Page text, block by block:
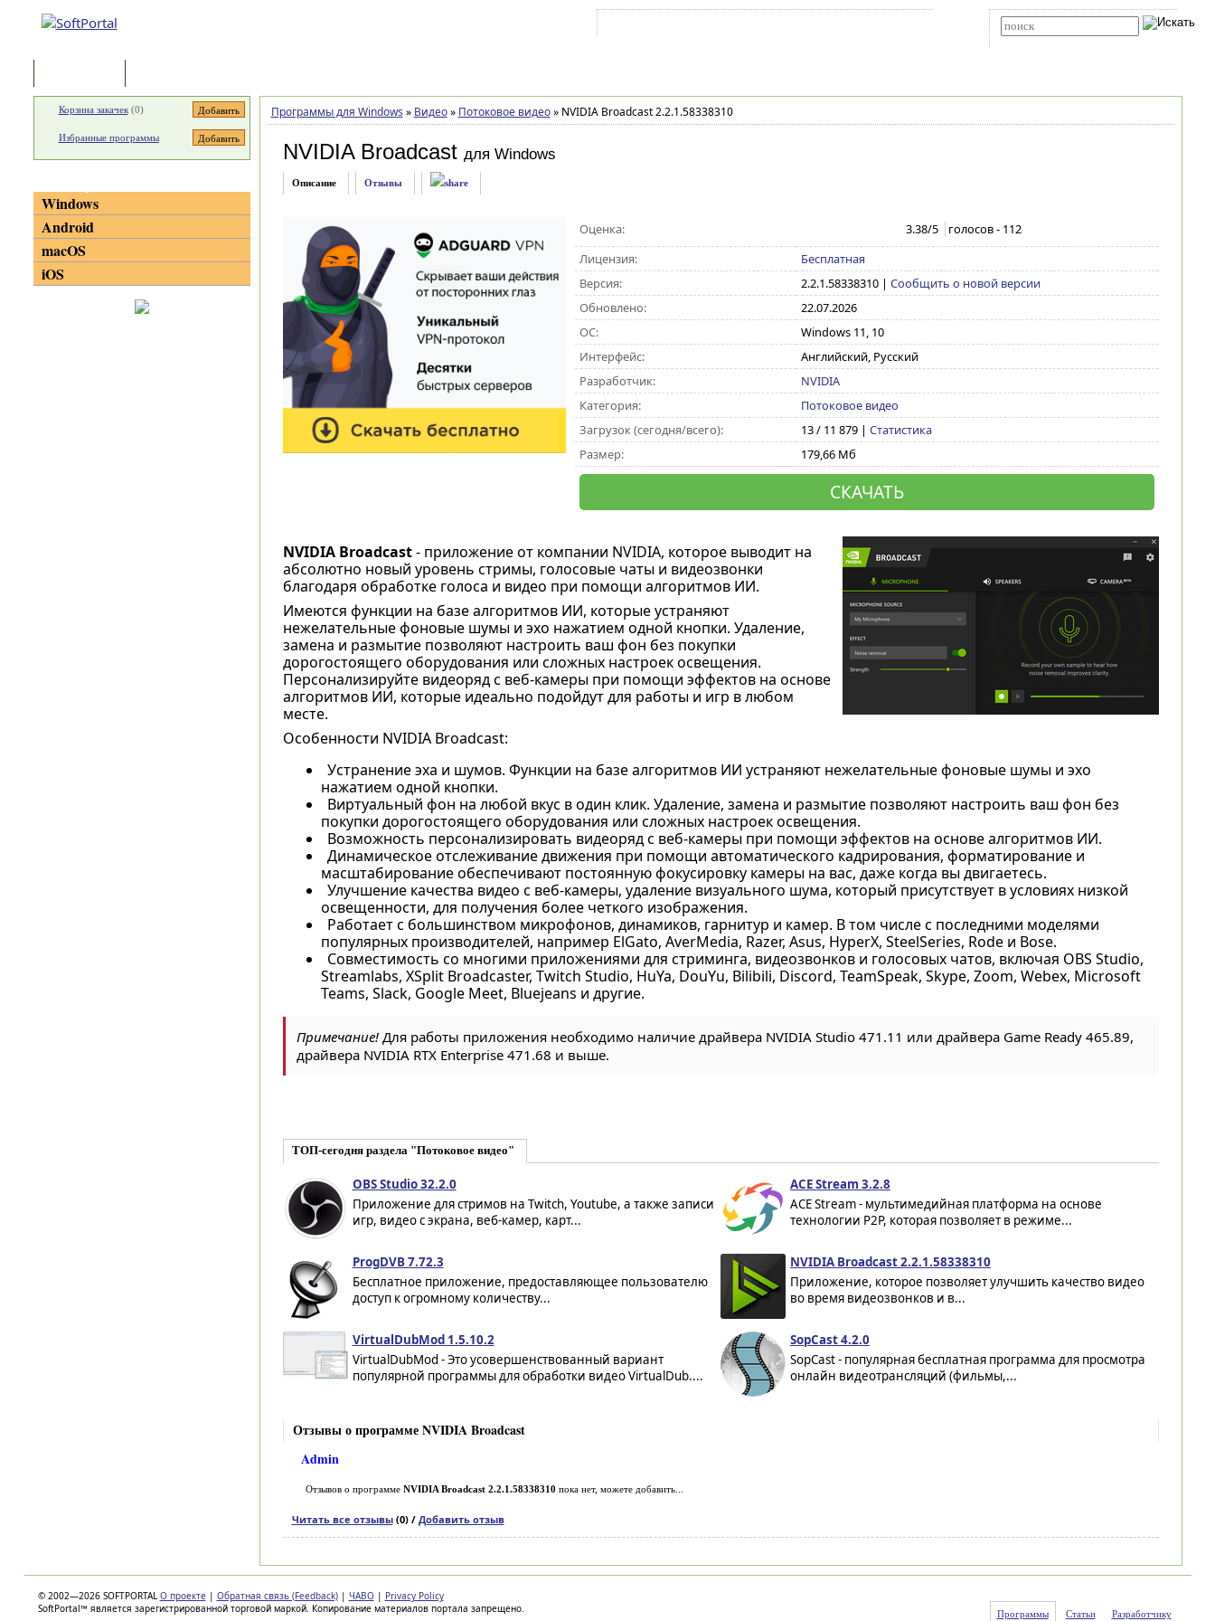
Программы для Windows » Видео » Потоковое видео »NVIDIA Broadcast 2.2.1.58338310
NVIDIA Broadcast для Windows
Описание Отзывы
Оценка: 3.38/5 голосов - 112
Лицензия:
Бесплатная
Версия:
2.2.1.58338310| Сообщить о новой версии
Обновлено:
22.07.2026
ОС:
Windows 11, 10
Интерфейс:
Английский, Русский
Разработчик:
NVIDIA
Категория:
Потоковое видео
Загрузок (сегодня/всего):
13 / 11 879 | Статистика
Размер:
179,66 Мб
СКАЧАТЬ
NVIDIA Broadcast- приложение от компании NVIDIA, которое выводит на
абсолютно новый уровень стримы, голосовые чаты и видеозвонки
благодаря обработке голоса и видео при помощи алгоритмов ИИ.
Имеются функции на базе алгоритмов ИИ, которые устраняют
нежелательные фоновые шумы и эхо нажатием одной кнопки. Удаление,
замена и размытие позволяют настроить ваш фон без покупки
дорогостоящего оборудования или сложных настроек освещения.
Персонализируйте видеоряд с веб-камеры при помощи эффектов на основе
алгоритмов ИИ, которые идеально подойдут для работы и игр в любом
месте.
Особенности NVIDIA Broadcast:
Устранение эха и шумов. Функции на базе алгоритмов ИИ устраняют нежелательные фоновые шумы и эхо
нажатием одной кнопки.
Виртуальный фон на любой вкус в один клик. Удаление, замена и размытие позволяют настроить ваш фон без
покупки дорогостоящего оборудования или сложных настроек освещения.
Возможность персонализировать видеоряд с веб-камеры при помощи эффектов на основе алгоритмов ИИ.
Динамическое отслеживание движения при помощи автоматического кадрирования, форматирование и
масштабирование обеспечивают постоянную фокусировку камеры на вас, даже когда вы двигаетесь.
Улучшение качества видео с веб-камеры, удаление визуального шума, который присутствует в условиях низкой
освещенности, для получения более четкого изображения.
Работает с большинством микрофонов, динамиков, гарнитур и камер. В том числе с последними моделями
популярных производителей, например ElGato, AverMedia, Razer, Asus, HyperX, SteelSeries, Rode и Bose.
Совместимость со многими приложениями для стриминга, видеозвонков и голосовых чатов, включая OBS Studio,
Streamlabs, XSplit Broadcaster, Twitch Studio, HuYa, DouYu, Bilibili, Discord, TeamSpeak, Skype, Zoom, Webex, Microsoft
Teams, Slack, Google Meet, Bluejeans и другие.
Примечание!Для работы приложения необходимо наличие драйвера NVIDIA Studio 471.11 или драйвера Game Ready 465.89,
драйвера NVIDIA RTX Enterprise 471.68 и выше.
ТОП-сегодня раздела "Потоковое видео"
OBS Studio 32.2.0
Приложение для стримов на Twitch, Youtube, а также записи
игр, видео с экрана, веб-камер, карт...
ACE Stream 3.2.8
ACE Stream - мультимедийная платформа на основе
технологии P2P, которая позволяет в режиме...
ProgDVB 7.72.3
Бесплатное приложение, предоставляющее пользователю
доступ к огромному количеству...
NVIDIA Broadcast 2.2.1.58338310
Приложение, которое позволяет улучшить качество видео
во время видеозвонков и в...
VirtualDubMod 1.5.10.2
VirtualDubMod - Это усовершенствованный вариант
популярной программы для обработки видео VirtualDub....
SopCast 4.2.0
SopCast - популярная бесплатная программа для просмотра
онлайн видеотрансляций (фильмы,...
Отзывы о программе NVIDIA Broadcast
Admin
Отзывов о программе NVIDIA Broadcast 2.2.1.58338310 пока нет, можете добавить...
Читать все отзывы(0) / Добавить отзыв
Корзина закачек(0)
Избранные программы
Windows
Android
macOS
iOS
© 2002—2026 SOFTPORTAL О проекте | Обратная связь (Feedback) | ЧАВО | Privacy Policy
SoftPortal™ является зарегистрированной торговой маркой. Копирование материалов портала запрещено.
Программы Статьи Разработчику